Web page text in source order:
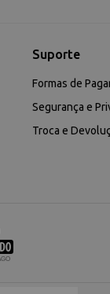
Suporte
Formas de
Segurança e
Troca e